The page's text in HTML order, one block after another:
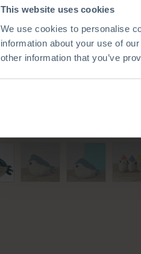
This website uses cookies
We use cookies to personalise
information about your use of
other information that you’ve